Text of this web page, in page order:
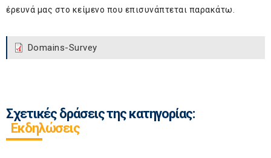
έρευνά μας στο κείμενο που επισυνάπτεται παρακάτω.
Domains-Survey
Σχετικές δράσεις της κατηγορίας:
Εκδηλώσεις